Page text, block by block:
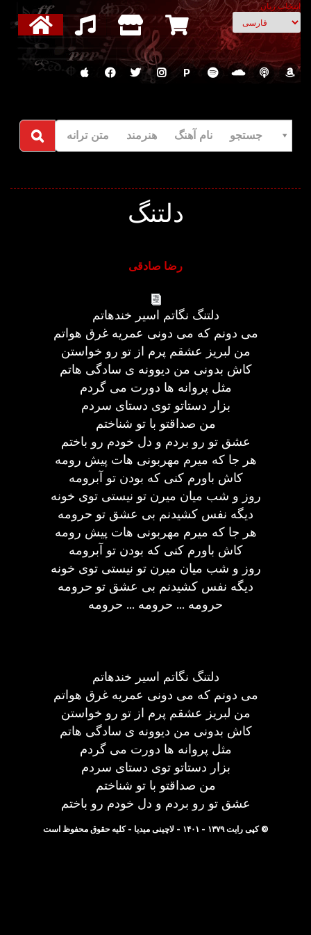
انتخاب زبان
P
جستجو نام آهنگ هنرمند متن ترانه
دلتنگ
رضا صادقی
دلتنگ نگاتم اسیر خندهاتم
می دونم که می دونی عمریه غرق هواتم
من لبریز عشقم پرم از تو رو خواستن
کاش بدونی من دیوونه ی سادگی هاتم
مثل پروانه ها دورت می گردم
بزار دستاتو توی دستای سردم
من صداقتو با تو شناختم
عشق تو رو بردم و دل خودم رو باختم
هر جا که میرم مهربونی هات پیش رومه
کاش باورم کنی که بودن تو آبرومه
روز و شب میان میرن تو نیستی توی خونه
دیگه نفس کشیدنم بی عشق تو حرومه
هر جا که میرم مهربونی هات پیش رومه
کاش باورم کنی که بودن تو آبرومه
روز و شب میان میرن تو نیستی توی خونه
دیگه نفس کشیدنم بی عشق تو حرومه
حرومه ... حرومه ... حرومه
دلتنگ نگاتم اسیر خندهاتم
می دونم که می دونی عمریه غرق هواتم
من لبریز عشقم پرم از تو رو خواستن
کاش بدونی من دیوونه ی سادگی هاتم
مثل پروانه ها دورت می گردم
بزار دستاتو توی دستای سردم
من صداقتو با تو شناختم
عشق تو رو بردم و دل خودم رو باختم
© کپی رایت ۱۳۷۹ - ۱۴۰۱ - لاچینی میدیا - کلیه حقوق محفوظ است